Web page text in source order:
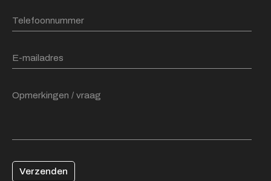
Verzenden